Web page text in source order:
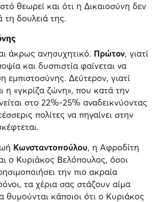
θεωρεί και ότι η Δικαιοσύνη δεν
τη δουλειά της.
άκρως ανησυχητικό. Πρώτον, γιατί
και δυσπιστία φαίνεται να
εμπιστοσύνης. Δεύτερον, γιατί
η «γκρίζα ζώνη», που κατά την
στο 22%-25% αναδεικνύοντας
πολίτες να πηγαίνει στην
Κωνσταντοπούλου, η Αφροδίτη
ο Κυριάκος Βελόπουλος, όσοι
την πιο ακραία
τα χέρια σας στάζουν αίμα
θυμούνται κάποιοι ότι ο Κυριάκος